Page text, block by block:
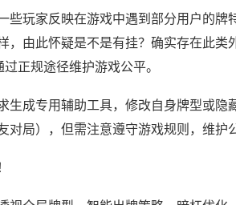
些玩家反映在游戏中遇到部分用户的牌
，由此怀疑是不是有挂？确实存在此类
正规途径维护游戏公平。
生成专用辅助工具，修改自身牌型或隐
对局），但需注意遵守游戏规则，维护